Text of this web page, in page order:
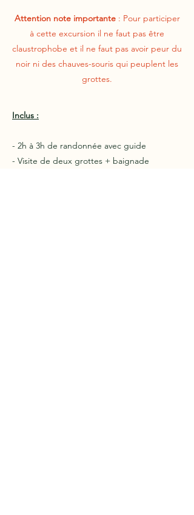
Attention note importante: Pour participer
à cette excursion il ne faut pas être
claustrophobe et il ne faut pas avoir peur du
noir ni des chauves-souris qui peuplent les
grottes.
Inclus :
- 2h à 3h de randonnée avec guide
- Visite de deux grottes + baignade